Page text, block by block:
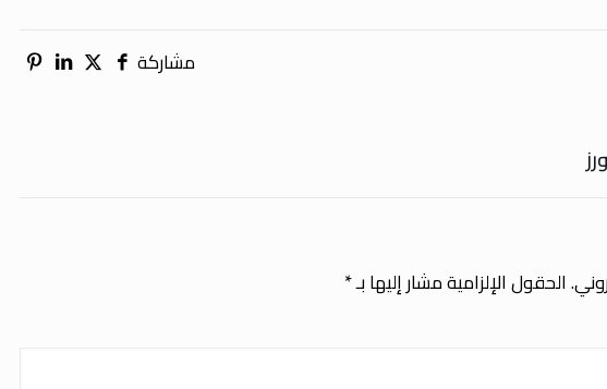
مشاركة
الحقول الإلزامية مشار إليها بـ*